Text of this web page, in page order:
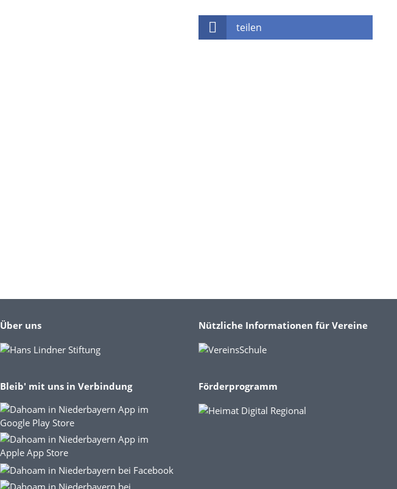
teilen
Über uns
Bleib' mit uns in Verbindung
Nützliche Informationen für Vereine
Förderprogramm